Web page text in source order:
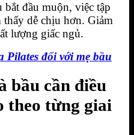
bắt đầu muộn, việc tập
thấy dễ chịu hơn. Giảm
lượng giấc ngủ.
Pilates đối với mẹ bầu
bầu cần điều
theo từng giai